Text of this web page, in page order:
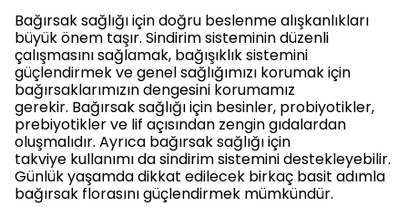
Bağırsak sağlığı için doğru beslenme alışkanlıkları
büyük önem taşır. Sindirim sisteminin düzenli
çalışmasını sağlamak, bağışıklık sistemini
güçlendirmek ve genel sağlığımızı korumak için
bağırsaklarımızın dengesini korumamız
gerekir. Bağırsak sağlığı için besinler, probiyotikler,
prebiyotikler ve lif açısından zengin gıdalardan
oluşmalıdır. Ayrıca bağırsak sağlığı için
takviye kullanımı da sindirim sistemini destekleyebilir.
Günlük yaşamda dikkat edilecek birkaç basit adımla
bağırsak florasını güçlendirmek mümkündür.